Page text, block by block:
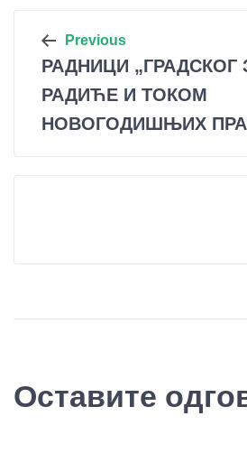
Кретање
чланка
Previous
РАДНИЦИ „ГРАДСКОГ
РАДИЋЕ И ТОКОМ
НОВОГОДИШЊИХ
Оставите